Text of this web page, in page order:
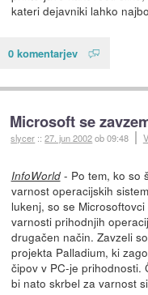
kateri dejavniki lahko
0 komentarjev
Microsoft se
slycer ::27. jun 2002ob 09:48
InfoWorld- Po tem, ko so
varnost operacijskih
lukenj, so se
varnosti prihodnjih
drugačen način. Zavzeli
projekta Palladium, ki
čipov v PC-je prihodnosti.
bi nato skrbel za varnost